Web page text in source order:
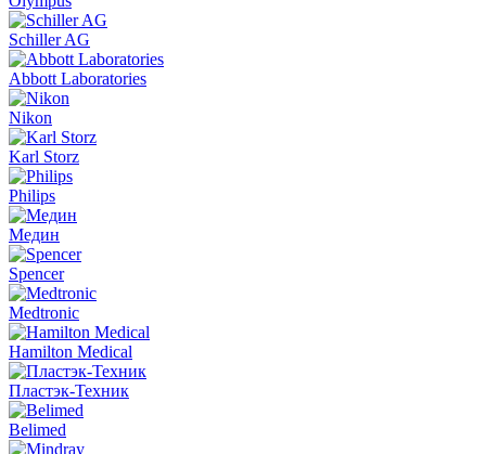
Schiller AG
Abbott Laboratories
Nikon
Karl Storz
Philips
Медин
Spencer
Medtronic
Hamilton Medical
Пластэк-Техник
Belimed